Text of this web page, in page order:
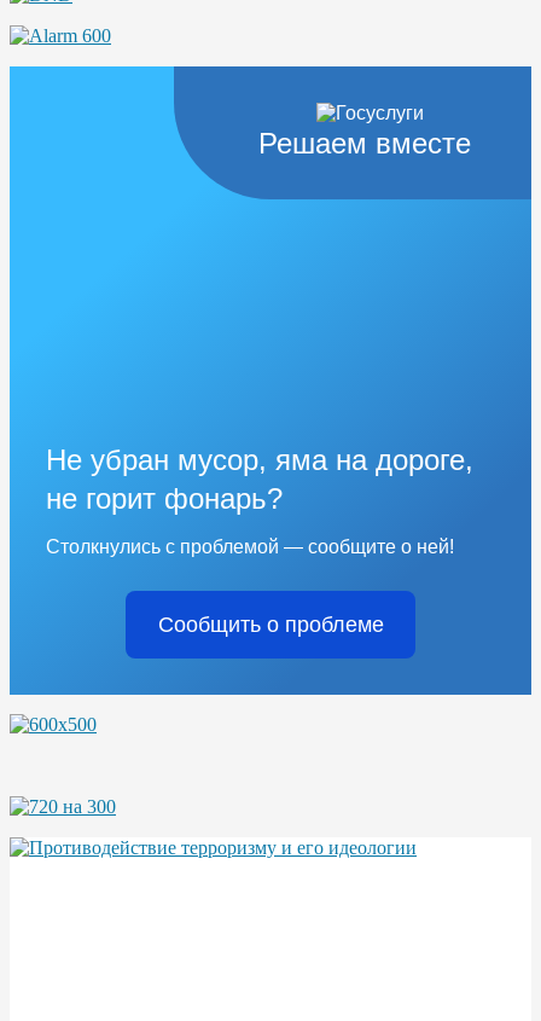
Решаем вместе
Не убран мусор, яма на дороге,
не горит фонарь?
Столкнулись с проблемой — сообщите о ней!
Сообщить о проблеме